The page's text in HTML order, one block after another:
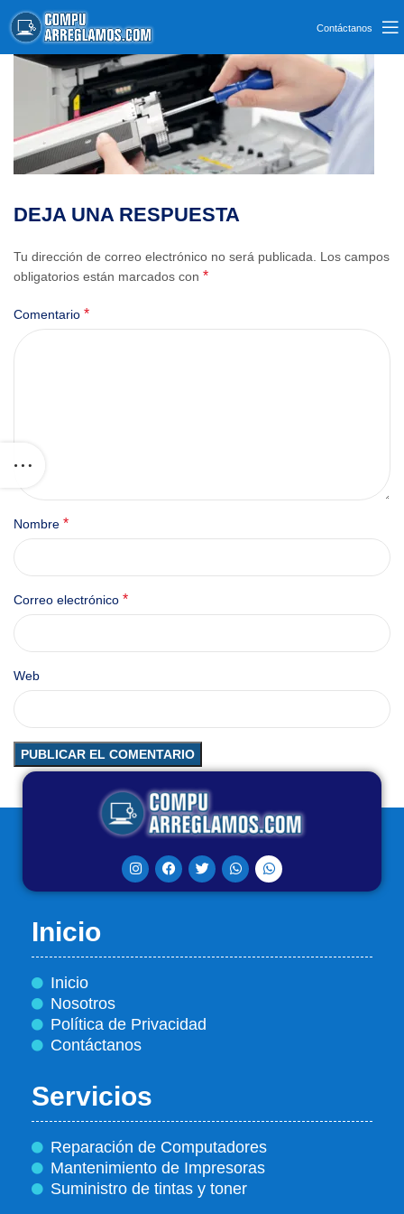
Contáctanos
DEJA UNA RESPUESTA
Tu dirección de correo electrónico no será publicada.
Los campos
obligatorios están marcados con *
Comentario *
Nombre *
Correo electrónico *
Web
Inicio
Inicio
Nosotros
Política de Privacidad
Contáctanos
Servicios
Reparación de Computadores
Mantenimiento de Impresoras
Suministro de tintas y toner